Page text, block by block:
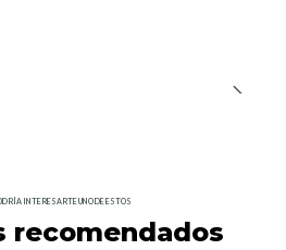
INTERESARTE UNO DE ESTOS
recomendados